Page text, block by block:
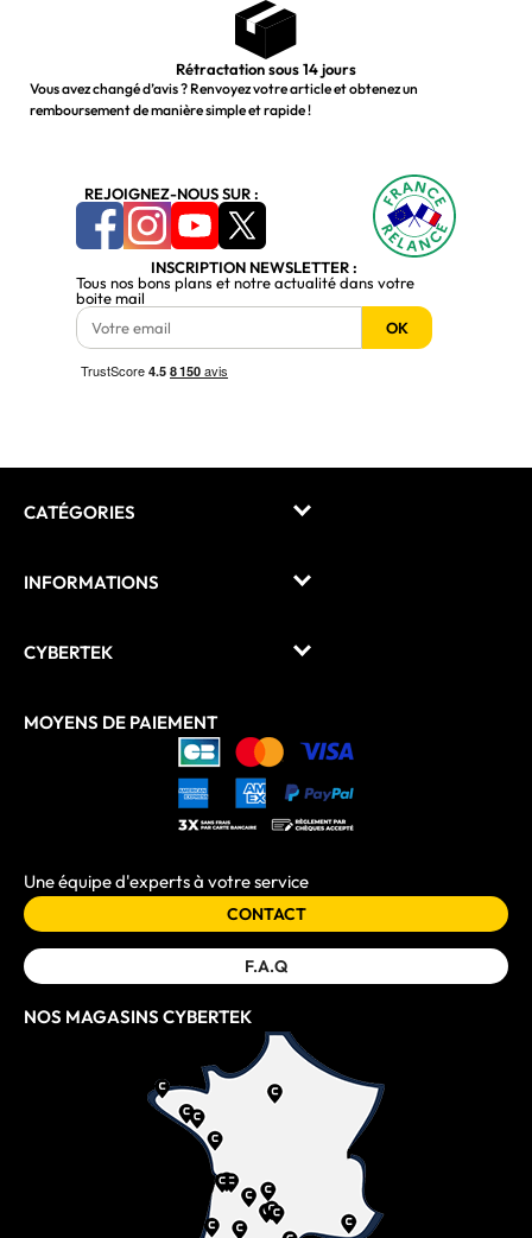
Rétractation sous 14 jours
Vous avez changé d’avis ? Renvoyez votre article et obtenez un
remboursement de manière simple et rapide !
REJOIGNEZ-NOUS SUR :
INSCRIPTION NEWSLETTER :
Tous nos bons plans et notre actualité dans votre
boite mail
OK
CATÉGORIES
INFORMATIONS
CYBERTEK
MOYENS DE PAIEMENT
Une équipe d'experts à votre service
CONTACT
F.A.Q
NOS MAGASINS CYBERTEK